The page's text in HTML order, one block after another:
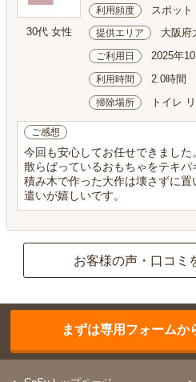
30代 女性
利用頻度 スポット
提供エリア 大阪府
ご利用日 2025年
利用時間 2.0時間
掃除場所 トイレ
ご感想
今回も安心してお任せできました
散らばっているおもちゃをテキパ
積み木で作った大作は壊さずに
遣いが嬉しいです。
お客様の声・口コミ
まずは専用フォームか